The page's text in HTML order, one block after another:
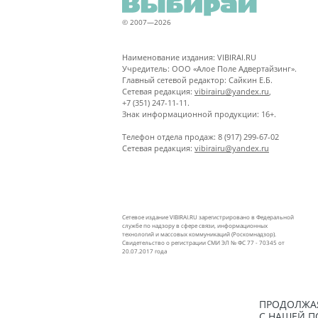
© 2007—2026
Наименование издания: VIBIRAI.RU
Учредитель: ООО «Алое Поле Адвертайзинг».
Главный сетевой редактор: Сайкин Е.Б.
Сетевая редакция: vibirairu@yandex.ru
+7 (351) 247-11-11.
Знак информационной продукции: 16+.
Телефон отдела продаж: 8 (917) 299-67-02
Сетевая редакция: vibirairu@yandex.ru
Сетевое издание VIBIRAI.RU зарегистрировано в Федеральной
службе по надзору в сфере связи, информационных
технологий и массовых коммуникаций (Роскомнадзор).
Свидетельство о регистрации СМИ ЭЛ № ФС 77 - 70345 от
20.07.2017 года